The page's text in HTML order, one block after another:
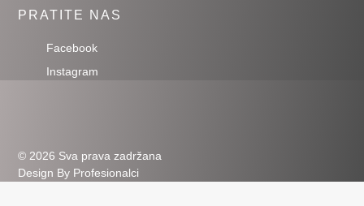
PRATITE NAS
Facebook
Instagram
© 2026 Sva prava zadržana
Design By Profesionalci